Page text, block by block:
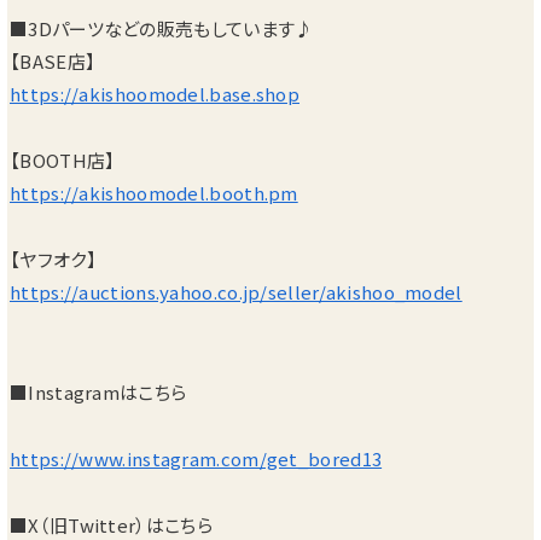
■3Dパーツなどの販売もしています♪
【BASE店】
https://akishoomodel.base.shop
【BOOTH店】
https://akishoomodel.booth.pm
【ヤフオク】
https://auctions.yahoo.co.jp/seller/akishoo_model
■Instagramはこちら
https://www.instagram.com/get_bored13
■X（旧Twitter）はこちら